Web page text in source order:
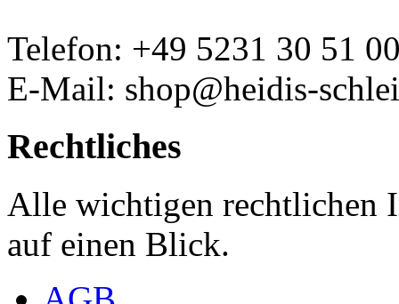
Telefon: +49 5231 30 51
E-Mail: shop@heidis-
Rechtliches
Alle wichtigen rechtlichen
auf einen Blick.